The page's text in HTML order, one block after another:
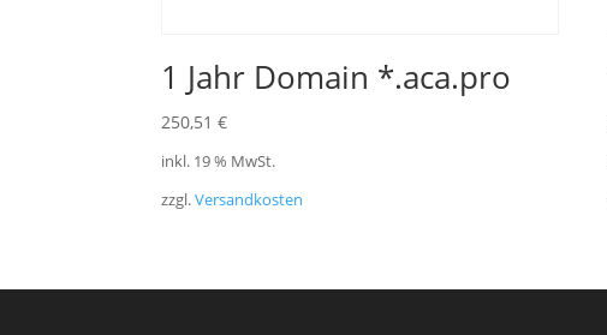
1 Jahr Domain *.aca.pro
250,51€
inkl. 19 % MwSt.
zzgl.Versandkosten